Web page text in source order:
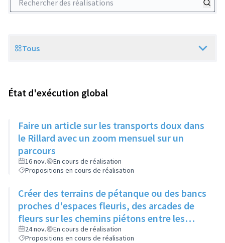
Scope
Tous
État d'exécution global
Faire un article sur les transports doux dans
le Rillard avec un zoom mensuel sur un
parcours
16 nov.
En cours de réalisation
Propositions en cours de réalisation
Créer des terrains de pétanque ou des bancs
proches d'espaces fleuris, des arcades de
fleurs sur les chemins piétons entre les
immeubles
24 nov.
En cours de réalisation
Propositions en cours de réalisation